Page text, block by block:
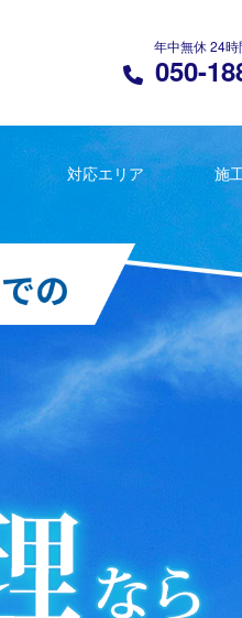
年中無休 24時
050-
対応エリア 施